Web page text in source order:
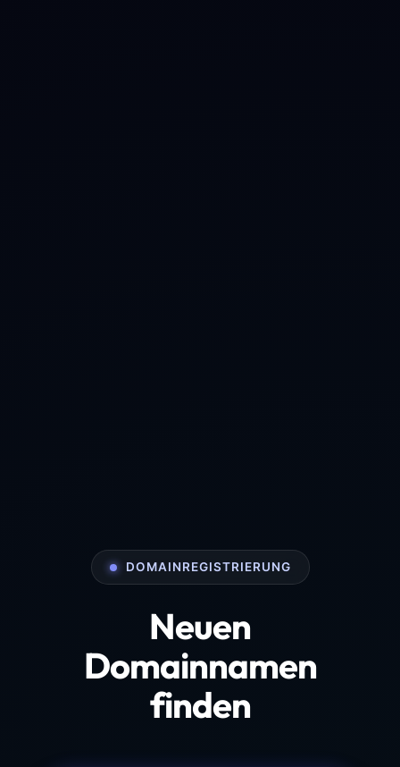
DOMAINREGISTRIERUNG
Neuen
Domainnamen
finden